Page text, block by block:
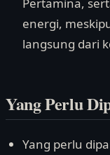
energi,
langsung dari
Yang Perlu
Yang perlu